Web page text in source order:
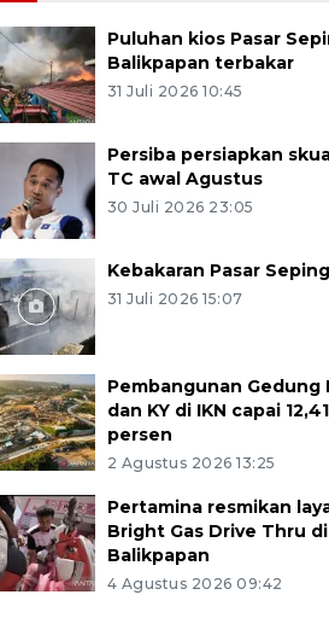
Puluhan kios Pasar
Balikpapan terbakar
31 Juli 2026 10:45
Persiba persiapkan
TC awal Agustus
30 Juli 2026 23:05
Kebakaran Pasar
31 Juli 2026 15:07
Pembangunan Gedung
dan KY di IKN capai 12,41
persen
2 Agustus 2026 13:25
Pertamina resmikan
Bright Gas Drive Thru di
Balikpapan
4 Agustus 2026 09:42